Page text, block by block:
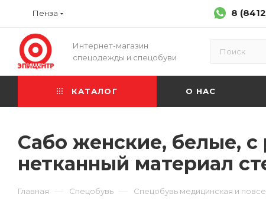
Пенза 8
Интернет-магазин
спецодежды и спецобуви
КАТАЛОГ О НАС
Сабо женские, белые,
нетканный материал
Главная — Спецобувь — Спецобувь медицинская и